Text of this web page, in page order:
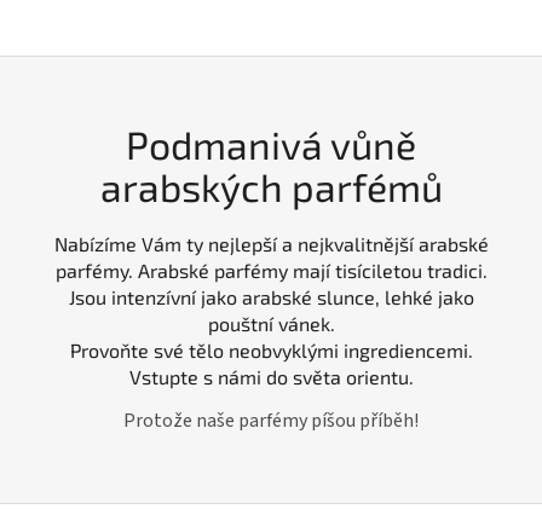
Podmanivá vůně
arabských parfémů
Nabízíme Vám ty nejlepší a nejkvalitnější arabské
parfémy. Arabské parfémy mají tisíciletou tradici.
Jsou intenzívní jako arabské slunce, lehké jako
pouštní vánek.
Provoňte své tělo neobvyklými ingrediencemi.
Vstupte s námi do světa orientu.
Protože naše parfémy píšou příběh!